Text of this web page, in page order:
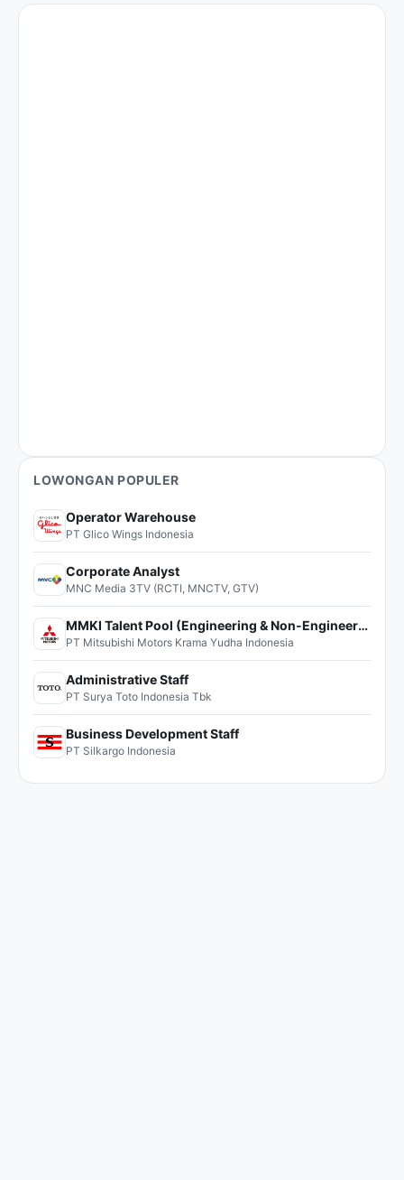
LOWONGAN POPULER
Operator Warehouse
PT Glico Wings Indonesia
Corporate Analyst
MNC Media 3TV (RCTI, MNCTV, GTV)
MMKI Talent Pool (Engineering & Non-Engineering)
PT Mitsubishi Motors Krama Yudha Indonesia
Administrative Staff
PT Surya Toto Indonesia Tbk
Business Development Staff
PT Silkargo Indonesia